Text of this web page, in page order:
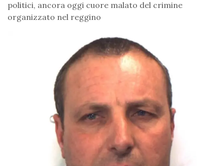
politici, ancora oggi cuore malato del crimine
organizzato nel reggino